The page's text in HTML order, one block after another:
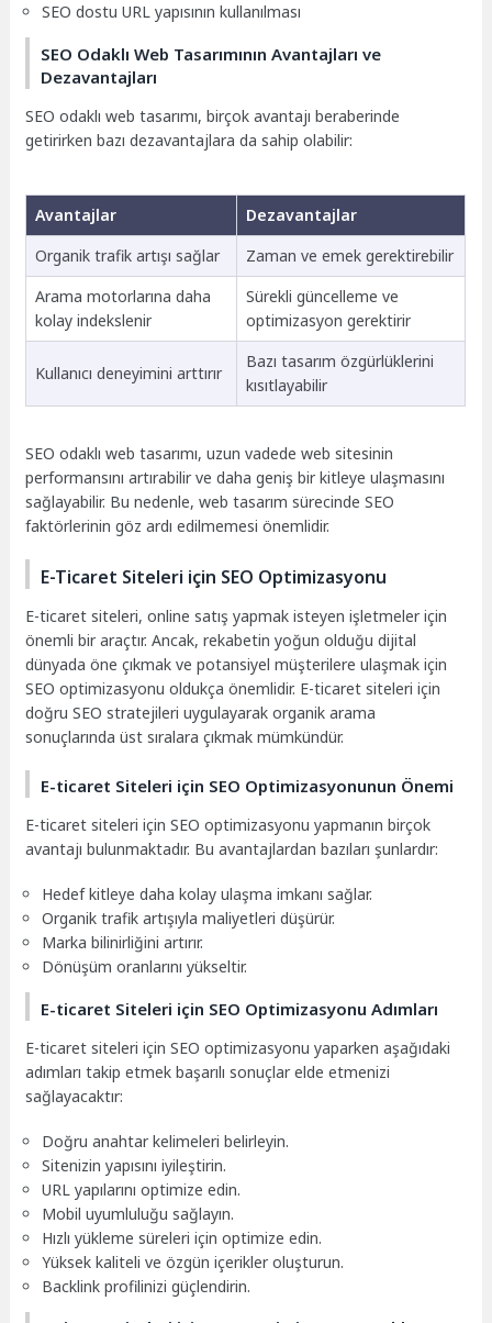
SEO dostu URL yapısının kullanılması
SEO Odaklı Web Tasarımının Avantajları ve
Dezavantajları
SEO odaklı web tasarımı, birçok avantajı beraberinde
getirirken bazı dezavantajlara da sahip olabilir:
Avantajlar
Dezavantajlar
Organik trafik artışı sağlar
Zaman ve emek gerektirebilir
Arama motorlarına daha
kolay indekslenir
Sürekli güncelleme ve
optimizasyon gerektirir
Kullanıcı deneyimini arttırır
Bazı tasarım özgürlüklerini
kısıtlayabilir
SEO odaklı web tasarımı, uzun vadede web sitesinin
performansını artırabilir ve daha geniş bir kitleye ulaşmasını
sağlayabilir. Bu nedenle, web tasarım sürecinde SEO
faktörlerinin göz ardı edilmemesi önemlidir.
E-Ticaret Siteleri için SEO Optimizasyonu
E-ticaret siteleri, online satış yapmak isteyen işletmeler için
önemli bir araçtır. Ancak, rekabetin yoğun olduğu dijital
dünyada öne çıkmak ve potansiyel müşterilere ulaşmak için
SEO optimizasyonu oldukça önemlidir. E-ticaret siteleri için
doğru SEO stratejileri uygulayarak organik arama
sonuçlarında üst sıralara çıkmak mümkündür.
E-ticaret Siteleri için SEO Optimizasyonunun Önemi
E-ticaret siteleri için SEO optimizasyonu yapmanın birçok
avantajı bulunmaktadır. Bu avantajlardan bazıları şunlardır:
Hedef kitleye daha kolay ulaşma imkanı sağlar.
Organik trafik artışıyla maliyetleri düşürür.
Marka bilinirliğini artırır.
Dönüşüm oranlarını yükseltir.
E-ticaret Siteleri için SEO Optimizasyonu Adımları
E-ticaret siteleri için SEO optimizasyonu yaparken aşağıdaki
adımları takip etmek başarılı sonuçlar elde etmenizi
sağlayacaktır:
Doğru anahtar kelimeleri belirleyin.
Sitenizin yapısını iyileştirin.
URL yapılarını optimize edin.
Mobil uyumluluğu sağlayın.
Hızlı yükleme süreleri için optimize edin.
Yüksek kaliteli ve özgün içerikler oluşturun.
Backlink profilinizi güçlendirin.